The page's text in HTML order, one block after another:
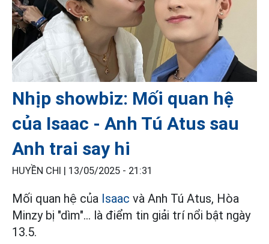
Nhịp showbiz: Mối quan hệ
của Isaac - Anh Tú Atus sau
Anh trai say hi
HUYỀN CHI | 13/05/2025 - 21:31
Mối quan hệ của Isaac và Anh Tú Atus, Hòa
Minzy bị "dìm"... là điểm tin giải trí nổi bật ngày
13.5.